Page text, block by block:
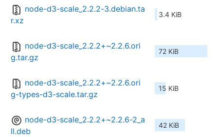
node-d3-scale_2.2.2-3.debian.ta
r.xz
3.4 KiB
node-d3-scale_2.2.2+~2.2.6.ori
g.tar.gz
72 KiB
node-d3-scale_2.2.2+~2.2.6.ori
g-types-d3-scale.tar.gz
15 KiB
node-d3-scale_2.2.2+~2.2.6-2_a
ll.deb
42 KiB